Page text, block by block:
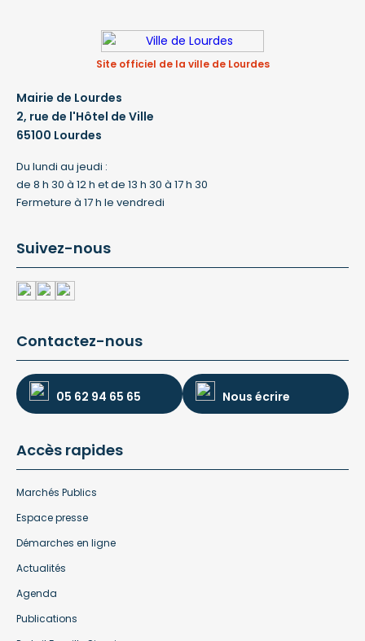
Site officiel de la ville de Lourdes
Mairie de Lourdes
2, rue de l'Hôtel de Ville
65100 Lourdes
Du lundi au jeudi :
de 8 h 30 à 12 h et de 13 h 30 à 17 h 30
Fermeture à 17 h le vendredi
Suivez-nous
Contactez-nous
05 62 94 65 65 Nous écrire
Accès rapides
Marchés Publics
Espace presse
Démarches en ligne
Actualités
Agenda
Publications